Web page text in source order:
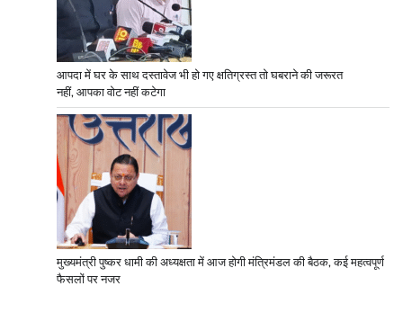
आपदा में घर के साथ दस्तावेज भी हो गए क्षतिग्रस्त तो घबराने की जरूरत
नहीं, आपका वोट नहीं कटेगा
मुख्यमंत्री पुष्कर धामी की अध्यक्षता में आज होगी मंत्रिमंडल की बैठक, कई महत्वपूर्ण
फैसलों पर नजर